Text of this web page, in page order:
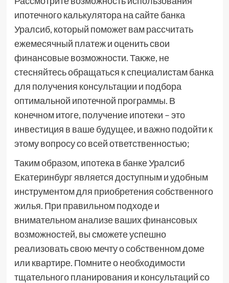
ипотечного калькулятора на сайте банка
Уралсиб, который поможет вам рассчитать
ежемесячный платеж и оценить свои
финансовые возможности. Также, не
стесняйтесь обращаться к специалистам банка
для получения консультации и подбора
оптимальной ипотечной программы. В
конечном итоге, получение ипотеки – это
инвестиция в ваше будущее, и важно подойти к
этому вопросу со всей ответственностью;
Таким образом, ипотека в банке Уралсиб
Екатеринбург является доступным и удобным
инструментом для приобретения собственного
жилья. При правильном подходе и
внимательном анализе ваших финансовых
возможностей, вы сможете успешно
реализовать свою мечту о собственном доме
или квартире. Помните о необходимости
тщательного планирования и консультаций со